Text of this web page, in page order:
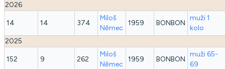
2026
14 14 374
Miloš
Němec
1959 BONBON
muži 1
kolo
2025
152 9 262
Miloš
Němec
1959 BONBON
muži 65-
69